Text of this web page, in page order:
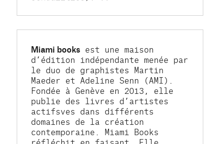
Miami books est une maison
d’édition indépendante menée par
le duo de graphistes Martin
Maeder et Adeline Senn (AMI).
Fondée à Genève en 2013, elle
publie des livres d’artistes
actifsves dans différents
domaines de la création
contemporaine. Miami Books